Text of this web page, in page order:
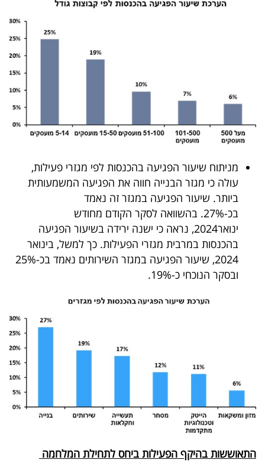
מניתוח שיעור הפגיעה בהכנסות לפי מגזרי פעילות,
עולה כי מגזר הבנייה חווה את הפגיעה המשמעותית
ביותר. שיעור הפגיעה במגזר זה נאמד
בכ-27%. בהשוואה לסקר הקודם מחודש
ינואר2024, נראה כי ישנה ירידה בשיעור הפגיעה
בהכנסות במרבית מגזרי הפעילות. כך למשל, בינואר
2024, שיעור הפגיעה במגזר השירותים נאמד בכ-25%
ובסקר הנוכחי כ-19%.
התאוששות בהיקף הפעילות ביחס לתחילת המלחמה